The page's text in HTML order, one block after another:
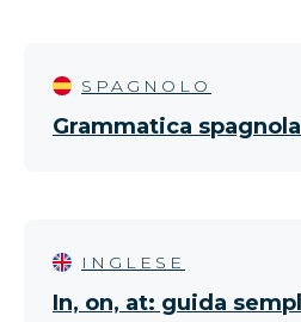
SPAGNOLO
Grammatica spagnola
INGLESE
In, on, at: guida